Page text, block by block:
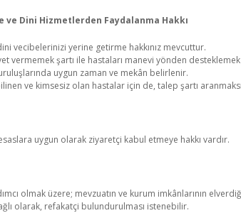
Dini Hizmetlerden Faydalanma Hakkı
vecibelerinizi yerine getirme hakkınız mevcuttur.
vermemek şartı ile hastaları manevi yönden
uygun zaman ve mekân belirlenir.
ve kimsesiz olan hastalar için de, talep şartı
uygun olarak ziyaretçi kabul etmeye hakkı vardır.
olmak üzere; mevzuatın ve kurum imkânlarının
olarak, refakatçi bulundurulması istenebilir.